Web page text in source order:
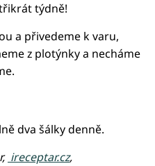
týdně!
a přivedeme k varu,
z plotýnky a necháme
dva šálky denně.
ireceptar.cz,